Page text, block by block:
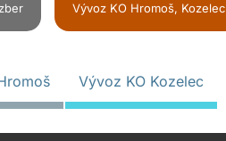
Vývoz KO Hromoš, Kozelec
Vývoz KO Kozelec